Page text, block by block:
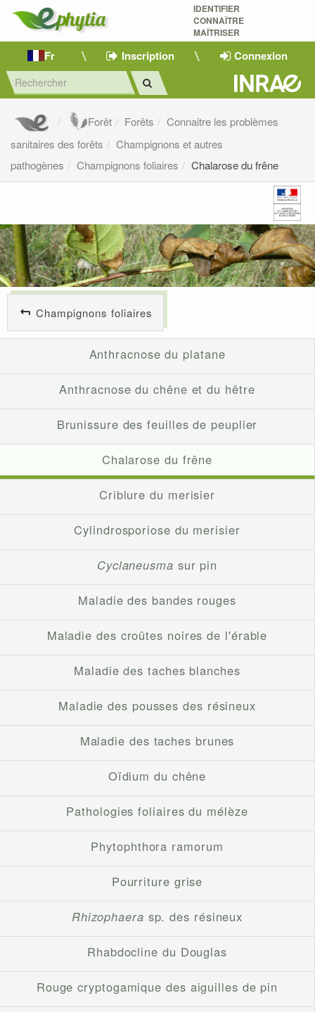
IDENTIFIER
CONNAÎTRE
MAÎTRISER
Fr Inscription Connexion
Forêt Forêts
Connaitre les problèmes
sanitaires des forêts
Champignons et autres
pathogènes
Champignons foliaires Chalarose du frêne
Champignons foliaires
Anthracnose du platane
Anthracnose du chêne et du hêtre
Brunissure des feuilles de peuplier
Chalarose du frêne
Criblure du merisier
Cylindrosporiose du merisier
Cyclaneusma sur pin
Maladie des bandes rouges
Maladie des croûtes noires de l'érable
Maladie des taches blanches
Maladie des pousses des résineux
Maladie des taches brunes
Oïdium du chêne
Pathologies foliaires du mélèze
Phytophthora ramorum
Pourriture grise
Rhizophaera sp. des résineux
Rhabdocline du Douglas
Rouge cryptogamique des aiguilles de pin